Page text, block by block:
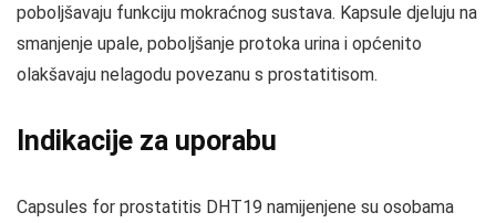
poboljšavaju funkciju mokraćnog sustava. Kapsule djeluju na
smanjenje upale, poboljšanje protoka urina i općenito
olakšavaju nelagodu povezanu s prostatitisom.
Indikacije za uporabu
Capsules for prostatitis DHT19 namijenjene su osobama